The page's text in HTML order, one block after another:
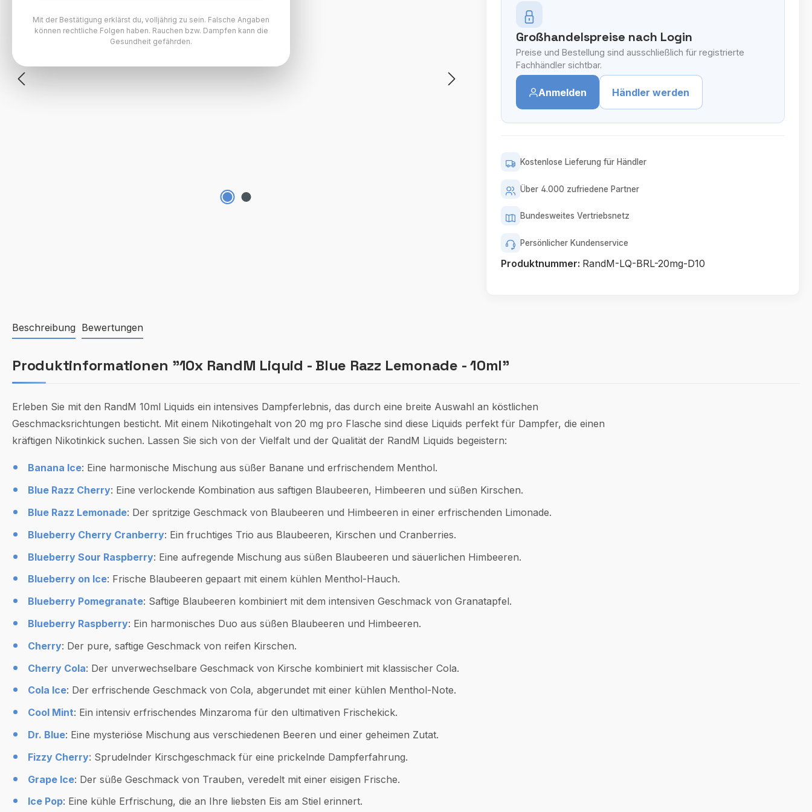
Großhandelspreise nach Login
Preise und Bestellung sind ausschließlich für registrierte
Fachhändler sichtbar.
Anmelden Händler werden
Kostenlose Lieferung für Händler
Über 4.000 zufriedene Partner
Bundesweites Vertriebsnetz
Persönlicher Kundenservice
Produktnummer: RandM-LQ-BRL-20mg-D10
Beschreibung Bewertungen
Produktinformationen "10x RandM Liquid - Blue Razz Lemonade - 10ml"
Erleben Sie mit den RandM 10ml Liquids ein intensives Dampferlebnis, das durch eine breite Auswahl an köstlichen
Geschmacksrichtungen besticht. Mit einem Nikotingehalt von 20 mg pro Flasche sind diese Liquids perfekt für Dampfer, die einen
kräftigen Nikotinkick suchen. Lassen Sie sich von der Vielfalt und der Qualität der RandM Liquids begeistern:
Banana Ice: Eine harmonische Mischung aus süßer Banane und erfrischendem Menthol.
Blue Razz Cherry: Eine verlockende Kombination aus saftigen Blaubeeren, Himbeeren und süßen Kirschen.
Blue Razz Lemonade: Der spritzige Geschmack von Blaubeeren und Himbeeren in einer erfrischenden Limonade.
Blueberry Cherry Cranberry: Ein fruchtiges Trio aus Blaubeeren, Kirschen und Cranberries.
Blueberry Sour Raspberry: Eine aufregende Mischung aus süßen Blaubeeren und säuerlichen Himbeeren.
Blueberry on Ice: Frische Blaubeeren gepaart mit einem kühlen Menthol-Hauch.
Blueberry Pomegranate: Saftige Blaubeeren kombiniert mit dem intensiven Geschmack von Granatapfel.
Blueberry Raspberry: Ein harmonisches Duo aus süßen Blaubeeren und Himbeeren.
Cherry: Der pure, saftige Geschmack von reifen Kirschen.
Cherry Cola: Der unverwechselbare Geschmack von Kirsche kombiniert mit klassischer Cola.
Cola Ice: Der erfrischende Geschmack von Cola, abgerundet mit einer kühlen Menthol-Note.
Cool Mint: Ein intensiv erfrischendes Minzaroma für den ultimativen Frischekick.
Dr. Blue: Eine mysteriöse Mischung aus verschiedenen Beeren und einer geheimen Zutat.
Fizzy Cherry: Sprudelnder Kirschgeschmack für eine prickelnde Dampferfahrung.
Grape Ice: Der süße Geschmack von Trauben, veredelt mit einer eisigen Frische.
Ice Pop: Eine kühle Erfrischung, die an Ihre liebsten Eis am Stiel erinnert.
Mit der Bestätigung erklärst du, volljährig zu sein. Falsche Angaben
können rechtliche Folgen haben. Rauchen bzw. Dampfen kann die
Gesundheit gefährden.